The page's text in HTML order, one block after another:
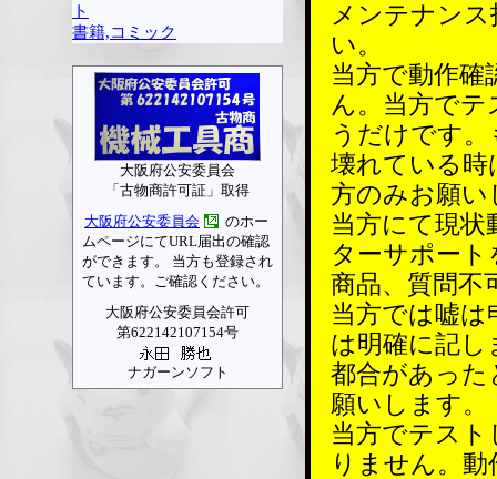
メンテナン
い。
当方で動作
ん。当方で
うだけです
壊れている時
方のみお願い
当方にて現状
ターサポー
商品、質問不
当方では嘘
は明確に記し
都合があっ
願いします。
当方でテス
りません。
ト
書籍,コミック
大阪府公安委員会
「古物商許可証」取得
大阪府公安委員会
のホー
ムページにてURL届出の確認
ができます。 当方も登録され
ています。ご確認ください。
大阪府公安委員会許可
第622142107154号
ナガーンソフト